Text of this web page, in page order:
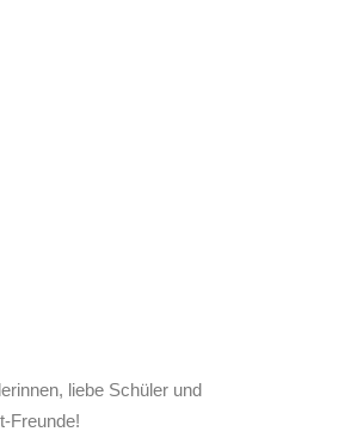
liebe Schüler und
Freunde!